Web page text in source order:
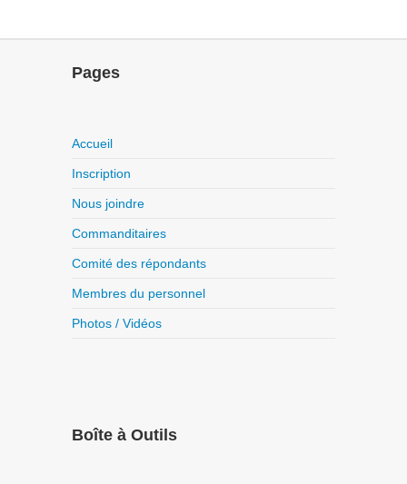
Pages
Accueil
Inscription
Nous joindre
Commanditaires
Comité des répondants
Membres du personnel
Photos / Vidéos
Boîte à Outils